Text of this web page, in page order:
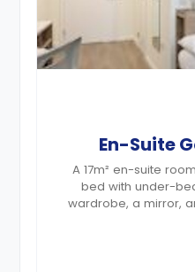
En-Suite
A 17m² en-suite
bed with under-
wardrobe, a mirror,
with access to a